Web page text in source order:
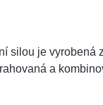
silou je vyrobená
a